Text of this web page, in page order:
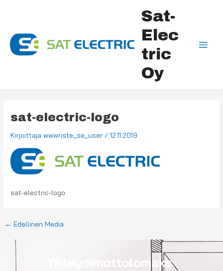
Sat-
Elec
tric
Oy
sat-electric-logo
Kirjoittajawwwriste_se_user /12.11.2019
sat-electric-logo
← Edellinen Media
Yhteydenottolomake